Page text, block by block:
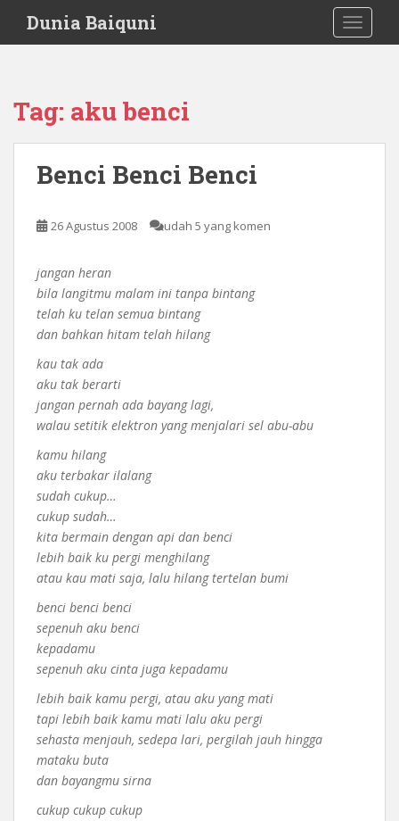
i
Dunia Baiquni
Tag: aku benci
Benci Benci Benci
26 Agustus 2008 udah 5 yang komen
jangan heran
bila langitmu malam ini tanpa bintang
telah ku telan semua bintang
dan bahkan hitam telah hilang
kau tak ada
aku tak berarti
jangan pernah ada bayang lagi,
walau setitik elektron yang menjalari sel abu-abu
kamu hilang
aku terbakar ilalang
sudah cukup…
cukup sudah…
kita bermain dengan api dan benci
lebih baik ku pergi menghilang
atau kau mati saja, lalu hilang tertelan bumi
benci benci benci
sepenuh aku benci
kepadamu
sepenuh aku cinta juga kepadamu
lebih baik kamu pergi, atau aku yang mati
tapi lebih baik kamu mati lalu aku pergi
sehasta menjauh, sedepa lari, pergilah jauh hingga
mataku buta
dan bayangmu sirna
cukup cukup cukup